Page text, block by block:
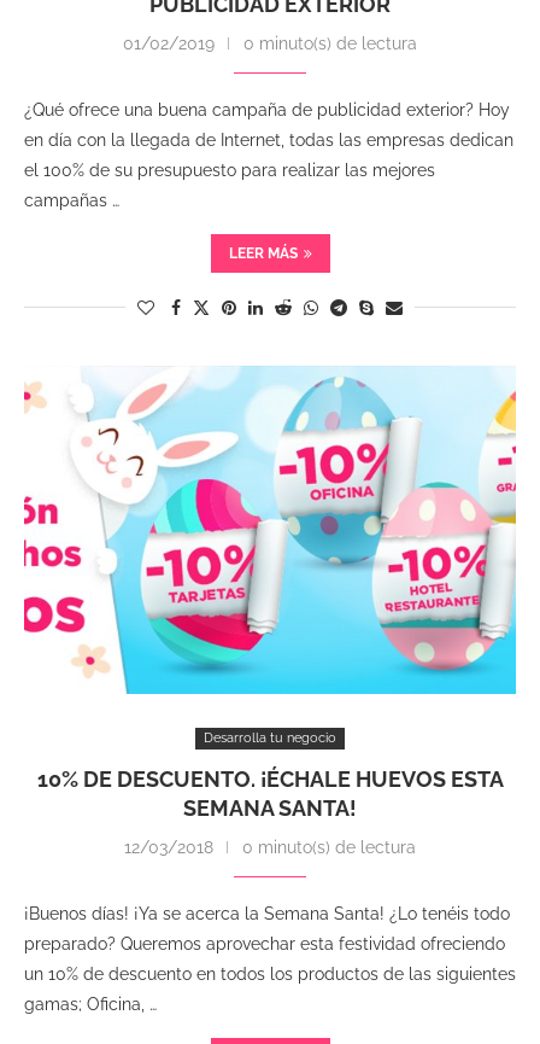
01/02/2019 0 minuto(s) de lectura
¿Qué ofrece una buena campaña de publicidad exterior? Hoy
en día con la llegada de Internet, todas las empresas dedican
el 100% de su presupuesto para realizar las mejores
campañas …
LEER MÁS
Desarrolla tu negocio
10% DE DESCUENTO. ¡ÉCHALE HUEVOS ESTA
SEMANA SANTA!
12/03/2018 0 minuto(s) de lectura
¡Buenos días! ¡Ya se acerca la Semana Santa! ¿Lo tenéis todo
preparado? Queremos aprovechar esta festividad ofreciendo
un 10% de descuento en todos los productos de las siguientes
gamas; Oficina, …